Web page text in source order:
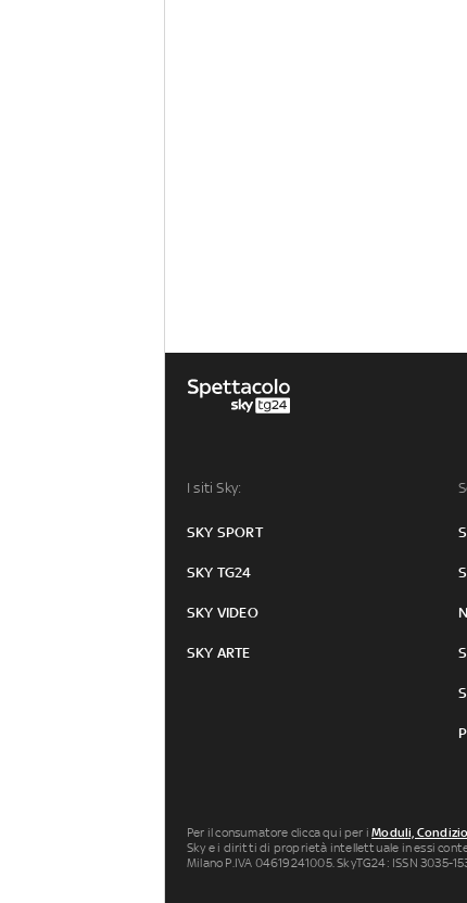
I siti Sky:
SKY SPORT
SKY TG24
SKY VIDEO
SKY ARTE
Per il consumatore clicca qui per iModuli,
Sky e i diritti di proprietà intellettuale in essi
Milano P.IVA 04619241005. SkyTG24: ISSN 3035-